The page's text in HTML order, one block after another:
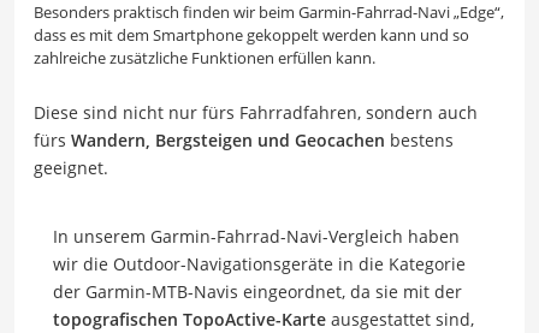
Besonders praktisch finden wir beim Garmin-Fahrrad-Navi „Edge“,
dass es mit dem Smartphone gekoppelt werden kann und so
zahlreiche zusätzliche Funktionen erfüllen kann.
Diese sind nicht nur fürs Fahrradfahren, sondern auch
fürs Wandern, Bergsteigen und Geocachen bestens
geeignet.
In unserem Garmin-Fahrrad-Navi-Vergleich haben
wir die Outdoor-Navigationsgeräte in die Kategorie
der Garmin-MTB-Navis eingeordnet, da sie mit der
topografischen TopoActive-Karte ausgestattet sind,